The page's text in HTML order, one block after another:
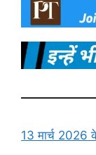
13 मार्च 2026